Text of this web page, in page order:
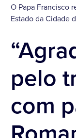
O Papa Francisco
Estado da Cidade
pelo
com